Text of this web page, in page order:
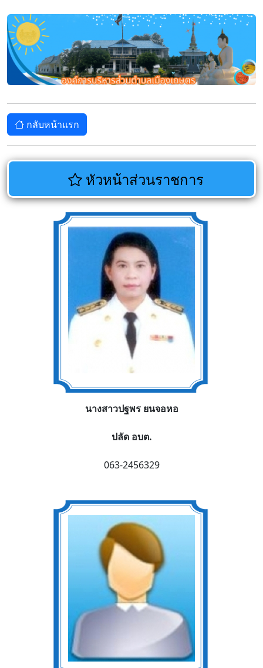
กลับหน้าแรก
หัวหน้าส่วนราชการ
นางสาวปฐพร ยนจอหอ
ปลัด อบต.
063-2456329